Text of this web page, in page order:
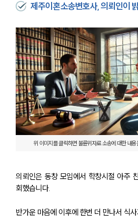
제주이혼소송변호사, 의뢰인이
위 이미지를 클릭하면 불륜위자료 소송에 대한 내
의뢰인은 동창 모임에서 학창시절 아주
회했습니다.
반가운 마음에 이후에 한번 더 만나서 식